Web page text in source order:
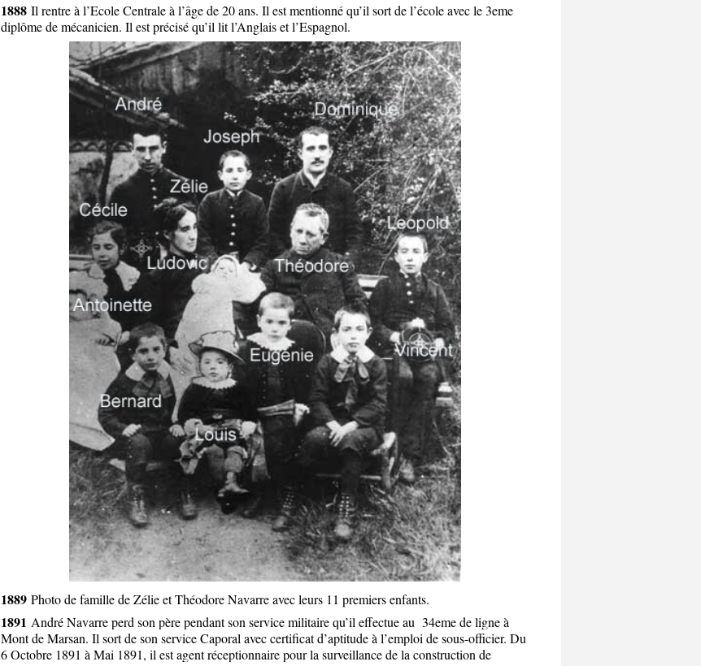
1888 Il rentre à l’Ecole Centrale à l’âge de 20 ans. Il est mentionné qu’il sort de l’école avec le 3eme
diplôme de mécanicien. Il est précisé qu’il lit l’Anglais et l’Espagnol.
1889 Photo de famille de Zélie et Théodore Navarre avec leurs 11 premiers enfants.
1891 André Navarre perd son père pendant son service militaire qu’il effectue au 34eme de ligne à
Mont de Marsan. Il sort de son service Caporal avec certificat d’aptitude à l’emploi de sous-officier. Du
6 Octobre 1891 à Mai 1891, il est agent réceptionnaire pour la surveillance de la construction de